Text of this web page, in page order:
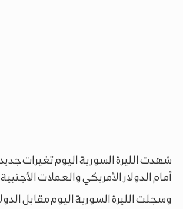
شهدت الليرة السورية اليوم تغيرات
أمام الدولار الأمريكي والعملات
وسجلت الليرة السورية اليوم مقابل